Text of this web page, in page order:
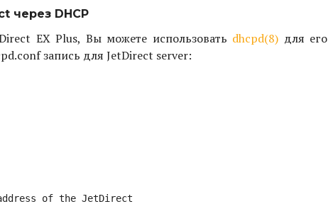
через DHCP
EX Plus, Вы можете использовать dhcpd(8) для его
запись для JetDirect server:
of the JetDirect